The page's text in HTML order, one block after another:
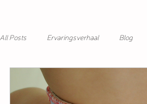
All Posts Ervaringsverhaal Blog